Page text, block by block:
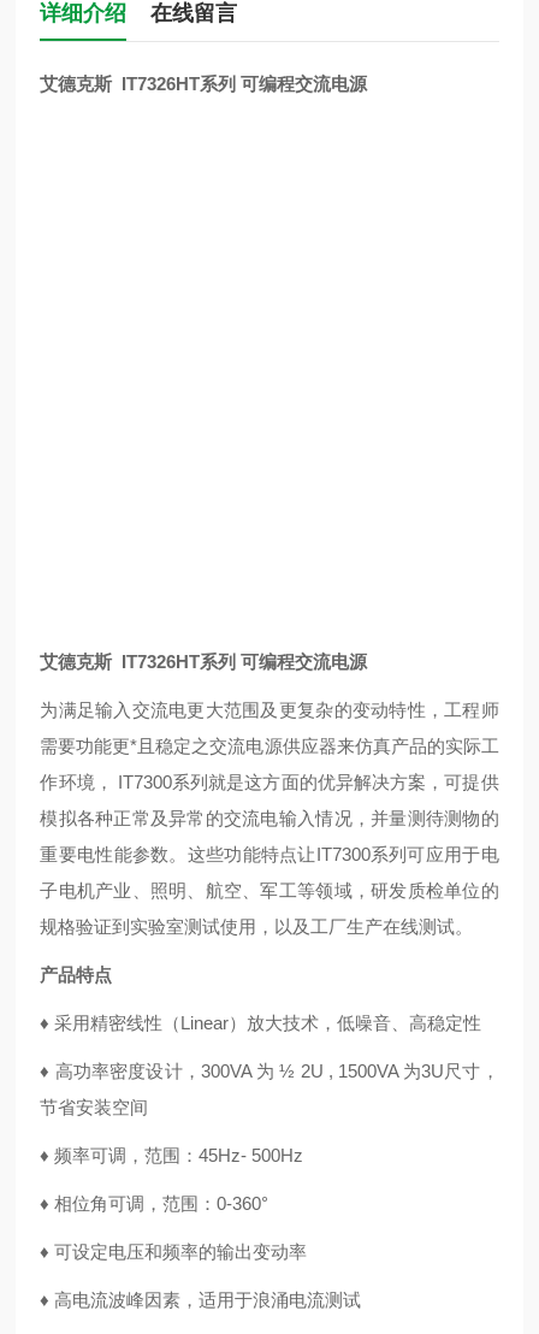
详细介绍 在线留言
艾德克斯 IT7326HT系列 可编程交流电源
艾德克斯 IT7326HT系列 可编程交流电源
为满足输入交流电更大范围及更复杂的变动特性，工程师
需要功能更*且稳定之交流电源供应器来仿真产品的实际工
作环境， IT7300系列就是这方面的优异解决方案，可提供
模拟各种正常及异常的交流电输入情况，并量测待测物的
重要电性能参数。这些功能特点让IT7300系列可应用于电
子电机产业、照明、航空、军工等领域，研发质检单位的
规格验证到实验室测试使用，以及工厂生产在线测试。
产品特点
♦ 采用精密线性（Linear）放大技术，低噪音、高稳定性
♦ 高功率密度设计，300VA 为 ½ 2U , 1500VA 为3U尺寸，
节省安装空间
♦ 频率可调，范围：45Hz- 500Hz
♦ 相位角可调，范围：0-360°
♦ 可设定电压和频率的输出变动率
♦ 高电流波峰因素，适用于浪涌电流测试